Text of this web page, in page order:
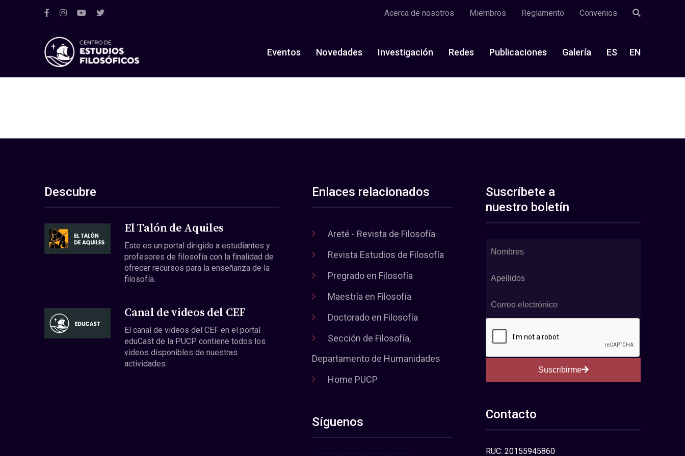
Acerca de nosotros Miembros Reglamento Convenios
Eventos Novedades Investigación Redes Publicaciones Galería ES EN
Descubre
El Talón de Aquiles
Este es un portal dirigido a estudiantes y
profesores de filosofía con la finalidad de
ofrecer recursos para la enseñanza de la
filosofía.
Canal de videos del CEF
El canal de videos del CEF en el portal
eduCast de la PUCP contiene todos los
videos disponibles de nuestras
actividades.
Enlaces relacionados
Areté - Revista de Filosofía
Revista Estudios de Filosofía
Pregrado en Filosofía
Maestría en Filosofía
Doctorado en Filosofía
Sección de Filosofía,
Departamento de Humanidades
Home PUCP
Síguenos
Suscríbete a
nuestro boletín
Suscribirme
Contacto
RUC: 20155945860